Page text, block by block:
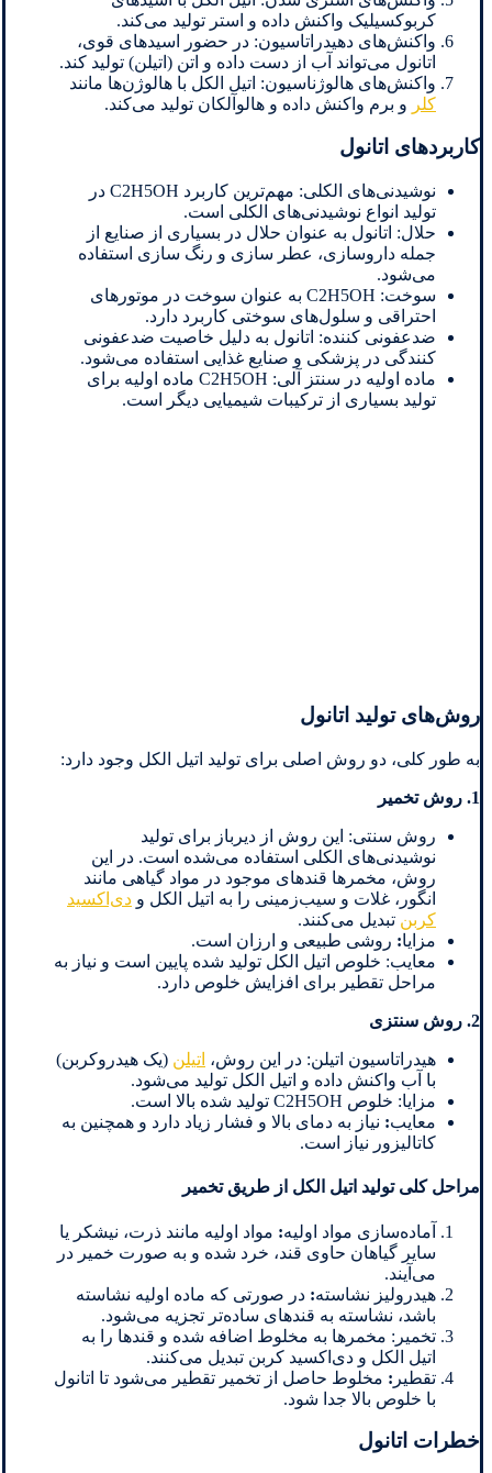
کربوکسیلیک واکنش داده و استر تولید می‌کند.
واکنش‌های دهیدراتاسیون: در حضور اسیدهای قوی،
اتانول می‌تواند آب از دست داده و اتن (اتیلن) تولید کند.
واکنش‌های هالوژناسیون: اتیل الکل با هالوژن‌ها مانند
کلر و برم واکنش داده و هالو‌آلکان تولید می‌کند.
کاربردهای اتانول
نوشیدنی‌های الکلی: مهم‌ترین کاربرد C2H5OH در
تولید انواع نوشیدنی‌های الکلی است.
حلال: اتانول به عنوان حلال در بسیاری از صنایع از
جمله داروسازی، عطر سازی و رنگ سازی استفاده
می‌شود.
سوخت: C2H5OH به عنوان سوخت در موتورهای
احتراقی و سلول‌های سوختی کاربرد دارد.
ضدعفونی کننده: اتانول به دلیل خاصیت ضدعفونی
کنندگی در پزشکی و صنایع غذایی استفاده می‌شود.
ماده اولیه در سنتز آلی: C2H5OH ماده اولیه برای
تولید بسیاری از ترکیبات شیمیایی دیگر است.
روش‌های تولید اتانول
به طور کلی، دو روش اصلی برای تولید اتیل الکل وجود دارد:
1. روش تخمیر
روش سنتی: این روش از دیرباز برای تولید
نوشیدنی‌های الکلی استفاده می‌شده است. در این
روش، مخمرها قندهای موجود در مواد گیاهی مانند
انگور، غلات و سیب‌زمینی را به اتیل الکل و دی‌اکسید
کربن تبدیل می‌کنند.
مزایا: روشی طبیعی و ارزان است.
معایب: خلوص اتیل الکل تولید شده پایین است و نیاز به
مراحل تقطیر برای افزایش خلوص دارد.
2. روش سنتزی
هیدراتاسیون اتیلن: در این روش، اتیلن (یک هیدروکربن)
با آب واکنش داده و اتیل الکل تولید می‌شود.
مزایا: خلوص C2H5OH تولید شده بالا است.
معایب: نیاز به دمای بالا و فشار زیاد دارد و همچنین به
کاتالیزور نیاز است.
مراحل کلی تولید اتیل الکل از طریق تخمیر
آماده‌سازی مواد اولیه: مواد اولیه مانند ذرت، نیشکر یا
سایر گیاهان حاوی قند، خرد شده و به صورت خمیر در
می‌آیند.
هیدرولیز نشاسته: در صورتی که ماده اولیه نشاسته
باشد، نشاسته به قندهای ساده‌تر تجزیه می‌شود.
تخمیر: مخمرها به مخلوط اضافه شده و قندها را به
اتیل الکل و دی‌اکسید کربن تبدیل می‌کنند.
تقطیر : مخلوط حاصل از تخمیر تقطیر می‌شود تا اتانول
با خلوص بالا جدا شود.
خطرات اتانول